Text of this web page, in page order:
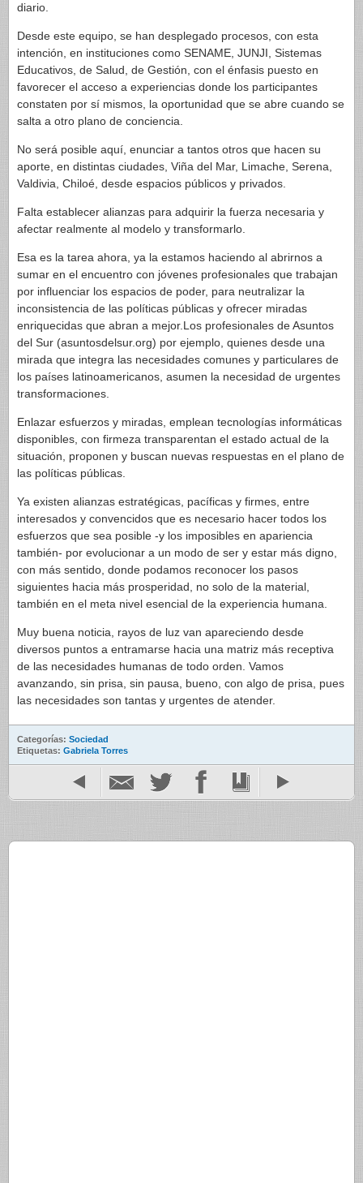
diario.
Desde este equipo, se han desplegado procesos, con esta
intención, en instituciones como SENAME, JUNJI, Sistemas
Educativos, de Salud, de Gestión, con el énfasis puesto en
favorecer el acceso a experiencias donde los participantes
constaten por sí mismos, la oportunidad que se abre cuando se
salta a otro plano de conciencia.
No será posible aquí, enunciar a tantos otros que hacen su
aporte, en distintas ciudades, Viña del Mar, Limache, Serena,
Valdivia, Chiloé, desde espacios públicos y privados.
Falta establecer alianzas para adquirir la fuerza necesaria y
afectar realmente al modelo y transformarlo.
Esa es la tarea ahora, ya la estamos haciendo al abrirnos a
sumar en el encuentro con jóvenes profesionales que trabajan
por influenciar los espacios de poder, para neutralizar la
inconsistencia de las políticas públicas y ofrecer miradas
enriquecidas que abran a mejor.Los profesionales de Asuntos
del Sur (asuntosdelsur.org) por ejemplo, quienes desde una
mirada que integra las necesidades comunes y particulares de
los países latinoamericanos, asumen la necesidad de urgentes
transformaciones.
Enlazar esfuerzos y miradas, emplean tecnologías informáticas
disponibles, con firmeza transparentan el estado actual de la
situación, proponen y buscan nuevas respuestas en el plano de
las políticas públicas.
Ya existen alianzas estratégicas, pacíficas y firmes, entre
interesados y convencidos que es necesario hacer todos los
esfuerzos que sea posible -y los imposibles en apariencia
también- por evolucionar a un modo de ser y estar más digno,
con más sentido, donde podamos reconocer los pasos
siguientes hacia más prosperidad, no solo de la material,
también en el meta nivel esencial de la experiencia humana.
Muy buena noticia, rayos de luz van apareciendo desde
diversos puntos a entramarse hacia una matriz más receptiva
de las necesidades humanas de todo orden. Vamos
avanzando, sin prisa, sin pausa, bueno, con algo de prisa, pues
las necesidades son tantas y urgentes de atender.
Categorías: Sociedad
Etiquetas: Gabriela Torres